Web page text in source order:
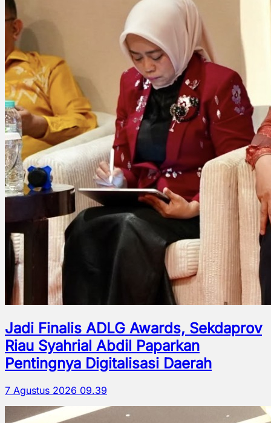
Jadi Finalis ADLG Awards, Sekdaprov
Riau Syahrial Abdil Paparkan
Pentingnya Digitalisasi Daerah
7 Agustus 2026 09.39